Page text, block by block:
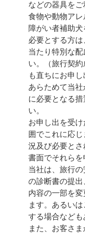
などの器具をご
食物や動物ア
障がい者補助
必要とする方
当たり特別な
い。（旅行契
も直ちにお申
あらためて当
に必要となる
い。
お申し出を受
囲でこれに応
況及び必要と
書面でそれらを
当社は、旅行
の診断書の提
内容の一部を
ます。あるい
する場合なども
また、お客さ